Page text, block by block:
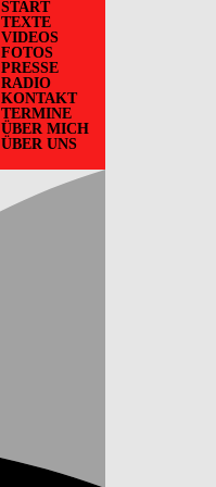
START
TEXTE
VIDEOS
FOTOS
PRESSE
RADIO
KONTAKT
TERMINE
ÜBER MICH
ÜBER UNS